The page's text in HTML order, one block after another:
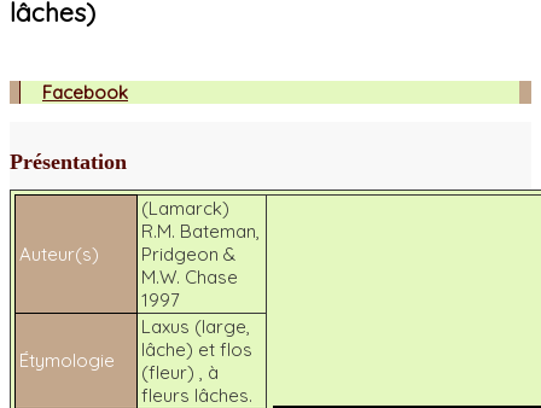
Facebook
lâches)
Présentation
Auteur(s)
(Lamarck)
R.M. Bateman,
Pridgeon &
M.W. Chase
1997
Étymologie
Laxus (large,
lâche) et flos
(fleur) , à
fleurs lâches.